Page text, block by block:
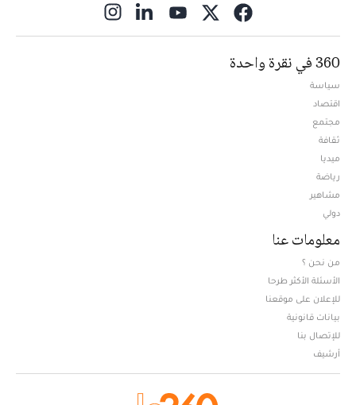
360 في نقرة واحدة
سياسة
اقتصاد
مجتمع
ثقافة
ميديا
رياضة
مشاهير
دولي
معلومات عنا
من نحن ؟
الأسئلة الأكثر طرحا
للإعلان على موقعنا
بيانات قانونية
للإتصال بنا
أرشيف